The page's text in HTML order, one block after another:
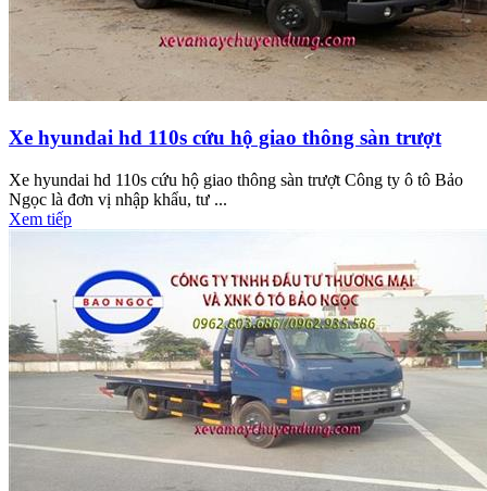
Xe hyundai hd 110s cứu hộ giao thông sàn trượt
Xe hyundai hd 110s cứu hộ giao thông sàn trượt Công ty ô tô Bảo
Ngọc là đơn vị nhập khẩu, tư ...
Xem tiếp